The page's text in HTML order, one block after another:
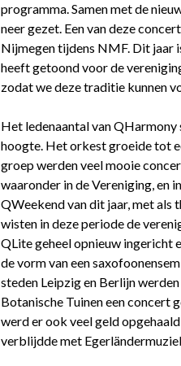
programma. Samen met de
neer gezet. Een van deze
Nijmegen tijdens NMF. Dit jaar
heeft getoond voor de
zodat we deze traditie kunnen
Het ledenaantal van
hoogte. Het orkest groeide tot
groep werden veel mooie
waaronder in de Vereniging, en
QWeekend van dit jaar, met als
wisten in deze periode de
QLite geheel opnieuw ingericht
de vorm van een
steden Leipzig en Berlijn
Botanische Tuinen een concert
werd er ook veel geld
verblijdde met